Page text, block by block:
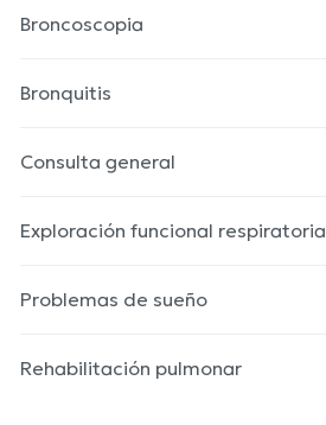
Broncoscopia
Bronquitis
Consulta general
Exploración funcional respiratoria
Problemas de sueño
Rehabilitación pulmonar